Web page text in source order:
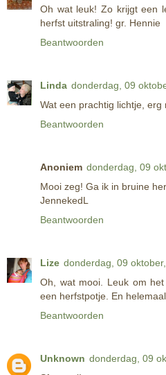
Oh wat leuk! Zo krijgt een
herfst uitstraling! gr. Hennie
Beantwoorden
Linda donderdag, 09
Wat een prachtig lichtje, erg
Beantwoorden
Anoniem donderdag, 09
Mooi zeg! Ga ik in bruine
JennekedL
Beantwoorden
Lize donderdag, 09
Oh, wat mooi. Leuk om
een herfstpotje. En
Beantwoorden
Unknown donderdag, 09